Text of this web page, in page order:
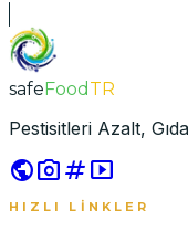
safeFood TR
Pestisitleri Azalt,
publicphoto_cameratagsmart_display
HIZLI LINKLER